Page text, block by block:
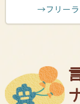
→フリーラ